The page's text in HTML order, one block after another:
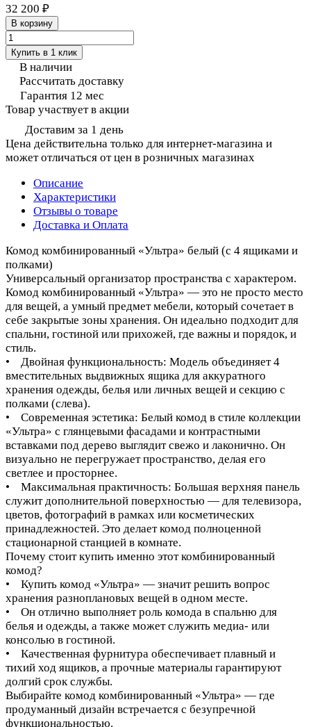
32 200 ₽
В корзину
Купить в 1 клик
В наличии
Рассчитать доставку
Гарантия 12 мес
Товар участвует в акции
Доставим за 1 день
Цена действительна только для интернет-магазина и
может отличаться от цен в розничных магазинах
Описание
Характеристики
Отзывы о товаре
Доставка и Оплата
Комод комбинированный «Ультра» белый (с 4 ящиками и
полками)
Универсальный организатор пространства с характером.
Комод комбинированный «Ультра» — это не просто место
для вещей, а умный предмет мебели, который сочетает в
себе закрытые зоны хранения. Он идеально подходит для
спальни, гостиной или прихожей, где важны и порядок, и
стиль.
• Двойная функциональность: Модель объединяет 4
вместительных выдвижных ящика для аккуратного
хранения одежды, белья или личных вещей и секцию с
полками (слева).
• Современная эстетика: Белый комод в стиле коллекции
«Ультра» с глянцевыми фасадами и контрастными
вставками под дерево выглядит свежо и лаконично. Он
визуально не перегружает пространство, делая его
светлее и просторнее.
• Максимальная практичность: Большая верхняя панель
служит дополнительной поверхностью — для телевизора,
цветов, фотографий в рамках или косметических
принадлежностей. Это делает комод полноценной
стационарной станцией в комнате.
Почему стоит купить именно этот комбинированный
комод?
• Купить комод «Ультра» — значит решить вопрос
хранения разноплановых вещей в одном месте.
• Он отлично выполняет роль комода в спальню для
белья и одежды, а также может служить медиа- или
консолью в гостиной.
• Качественная фурнитура обеспечивает плавный и
тихий ход ящиков, а прочные материалы гарантируют
долгий срок службы.
Выбирайте комод комбинированный «Ультра» — где
продуманный дизайн встречается с безупречной
функциональностью.